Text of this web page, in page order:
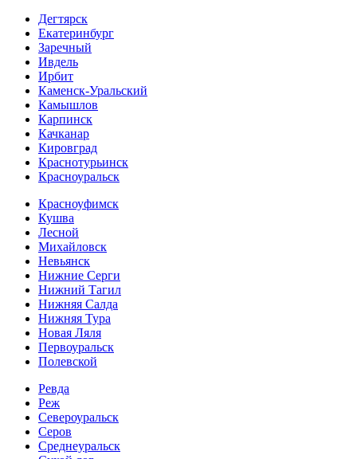
Дегтярск
Екатеринбург
Заречный
Ивдель
Ирбит
Каменск-Уральский
Камышлов
Карпинск
Качканар
Кировград
Краснотурьинск
Красноуральск
Красноуфимск
Кушва
Лесной
Михайловск
Невьянск
Нижние Серги
Нижний Тагил
Нижняя Салда
Нижняя Тура
Новая Ляля
Первоуральск
Полевской
Ревда
Реж
Североуральск
Серов
Среднеуральск